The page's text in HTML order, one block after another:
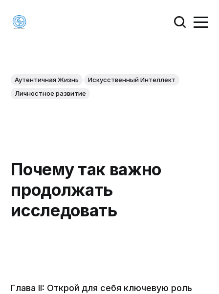
Аутентичная Жизнь
Искусственный Интеллект
Личностное развитие
Почему так важно
продолжать
исследовать
Глава II: Открой для себя ключевую роль